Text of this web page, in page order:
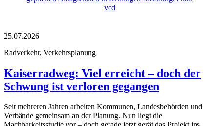
25.07.2026
Radverkehr, Verkehrsplanung
Kaiserradweg: Viel erreicht – doch der
Schwung ist verloren gegangen
Seit mehreren Jahren arbeiten Kommunen, Landesbehörden und
Verbände gemeinsam an der Planung. Nun liegt die